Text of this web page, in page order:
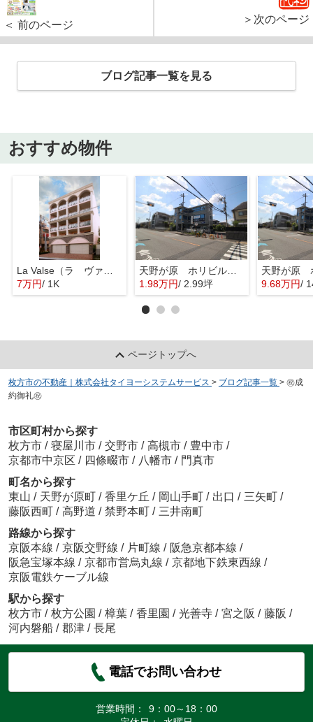
＜ 前のページ ＞次のページ
ブログ記事一覧を見る
おすすめ物件
La Valse（ラ ヴァルス）
7万円/ 1K
天野が原 ホリビル 2Ｃ
1.98万円/ 2.99坪 9.68万円/
ページトップへ
枚方市の不動産｜株式会社タイヨーシステムサービス > ブログ記事一覧 > ㊗成
約御礼㊗
市区町村から探す
枚方市 / 寝屋川市 / 交野市 / 高槻市 / 豊中市 /
京都市中京区 / 四條畷市 / 八幡市 / 門真市
町名から探す
東山 / 天野が原町 / 香里ケ丘 / 岡山手町 / 出口 / 三矢町 /
藤阪西町 / 高野道 / 禁野本町 / 三井南町
路線から探す
京阪本線 / 京阪交野線 / 片町線 / 阪急京都本線 /
阪急宝塚本線 / 京都市営烏丸線 / 京都地下鉄東西線 /
京阪電鉄ケーブル線
駅から探す
枚方市 / 枚方公園 / 樟葉 / 香里園 / 光善寺 / 宮之阪 / 藤阪 /
河内磐船 / 郡津 / 長尾
電話でお問い合わせ
営業時間：
9：00～18：00